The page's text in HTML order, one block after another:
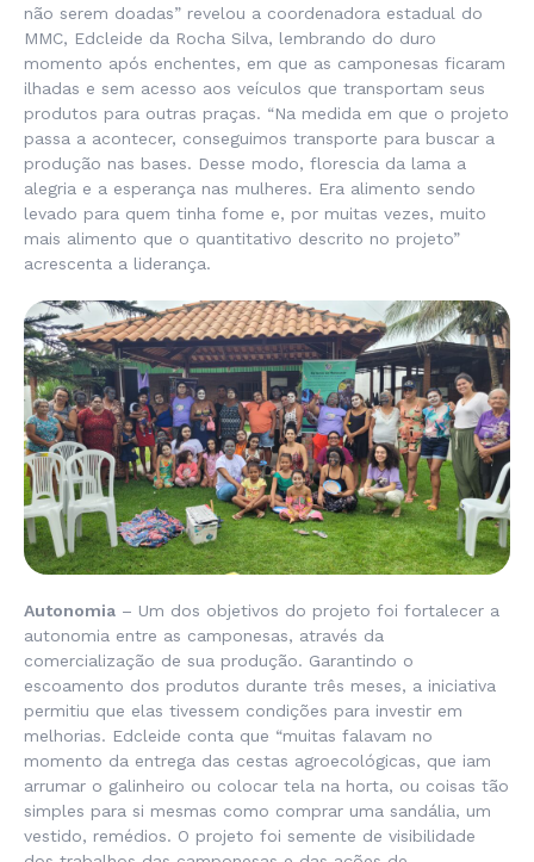
não serem doadas” revelou a coordenadora estadual do
MMC, Edcleide da Rocha Silva, lembrando do duro
momento após enchentes, em que as camponesas ficaram
ilhadas e sem acesso aos veículos que transportam seus
produtos para outras praças. “Na medida em que o projeto
passa a acontecer, conseguimos transporte para buscar a
produção nas bases. Desse modo, florescia da lama a
alegria e a esperança nas mulheres. Era alimento sendo
levado para quem tinha fome e, por muitas vezes, muito
mais alimento que o quantitativo descrito no projeto”
acrescenta a liderança.
Autonomia – Um dos objetivos do projeto foi fortalecer a
autonomia entre as camponesas, através da
comercialização de sua produção. Garantindo o
escoamento dos produtos durante três meses, a iniciativa
permitiu que elas tivessem condições para investir em
melhorias. Edcleide conta que “muitas falavam no
momento da entrega das cestas agroecológicas, que iam
arrumar o galinheiro ou colocar tela na horta, ou coisas tão
simples para si mesmas como comprar uma sandália, um
vestido, remédios. O projeto foi semente de visibilidade